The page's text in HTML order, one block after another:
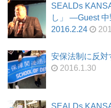
SEALDs
し」 ―Guest
2016.2.24
安保法制に反対
2016.1.30
SEALDs